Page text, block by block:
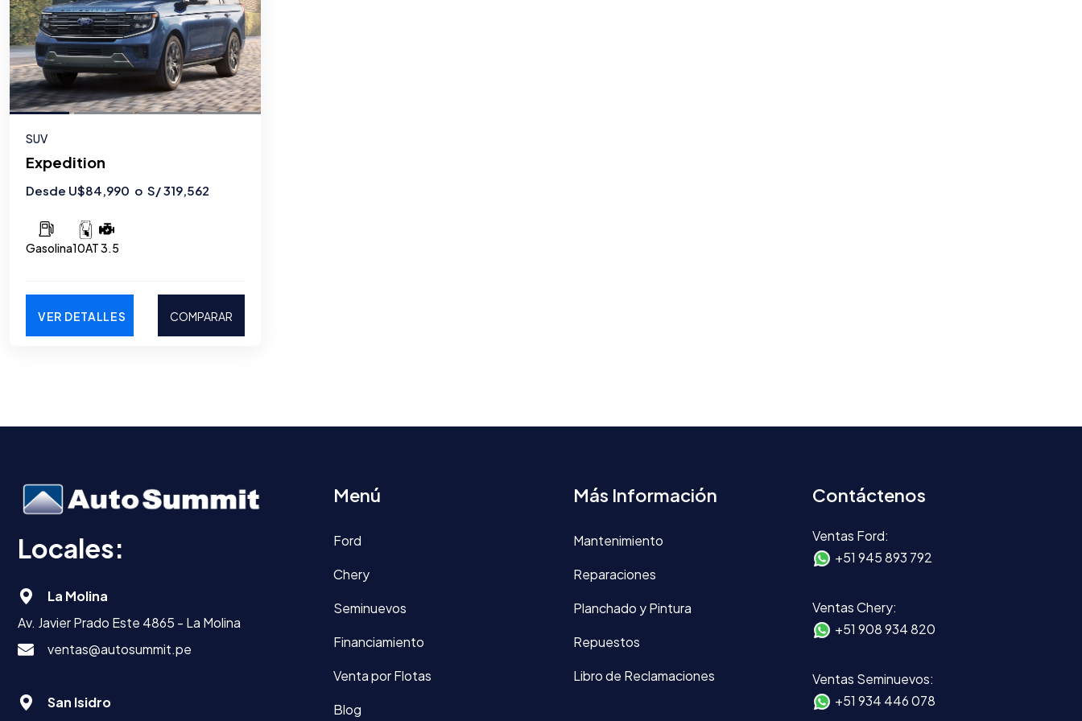
SUV
Expedition
Desde U$84,990 o S/ 319,562
Gasolina10AT3.5
VER DETALLES COMPARAR
Locales:
La Molina
Av. Javier Prado Este 4865 - La Molina
ventas@autosummit.pe
San Isidro
Menú
Ford
Chery
Seminuevos
Financiamiento
Venta por Flotas
Blog
Más Información
Mantenimiento
Reparaciones
Planchado y Pintura
Repuestos
Libro de Reclamaciones
Contáctenos
Ventas Ford:
+51 945 893 792
Ventas Chery:
+51 908 934 820
Ventas Seminuevos:
+51 934 446 078